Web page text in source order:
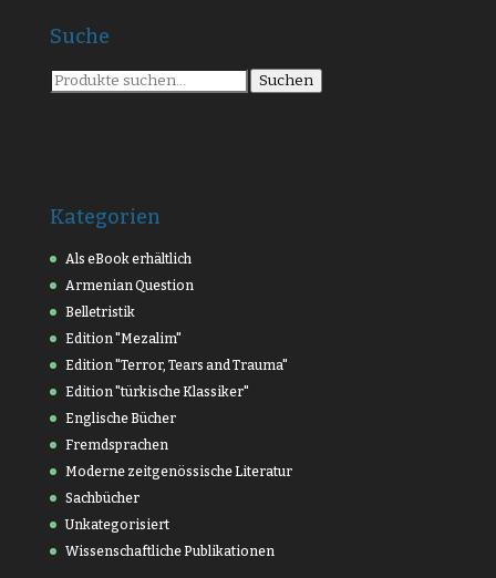
Suche
Suche
nach:
Suchen
Kategorien
Als eBook erhältlich
Armenian Question
Belletristik
Edition "Mezalim"
Edition "Terror, Tears and Trauma"
Edition "türkische Klassiker"
Englische Bücher
Fremdsprachen
Moderne zeitgenössische Literatur
Sachbücher
Unkategorisiert
Wissenschaftliche Publikationen